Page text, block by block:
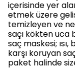
içerisinde yer
etmek üzere
temizleyen ve
saçı kökten uca
saç maskesi;
karşı koruyan
paket halinde